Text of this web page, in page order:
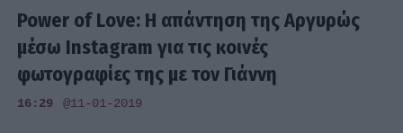
Power of Love: Η απάντηση της Αργυρώς
μέσω Instagram για τις κοινές
φωτογραφίες της με τον Γιάννη
16:29 @11-01-2019